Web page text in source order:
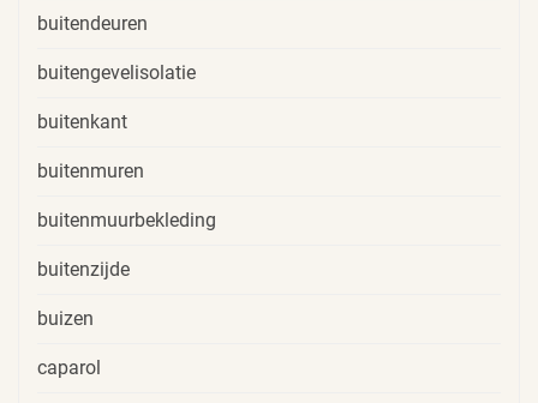
buitendeuren
buitengevelisolatie
buitenkant
buitenmuren
buitenmuurbekleding
buitenzijde
buizen
caparol